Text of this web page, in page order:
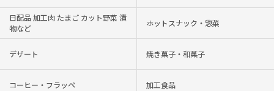
日配品 加工肉 たまご カット野菜 漬
物など
ホットスナック・惣菜
デザート 焼き菓子・和菓子
コーヒー・フラッペ 加工食品